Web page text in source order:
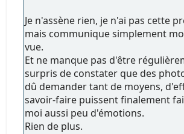
Je n'assène rien, je n'ai pas cette
mais communique simplement
vue.
Et ne manque pas d'être
surpris de constater que des
dû demander tant de moyens,
savoir-faire puissent finalement
moi aussi peu d'émotions.
Rien de plus.